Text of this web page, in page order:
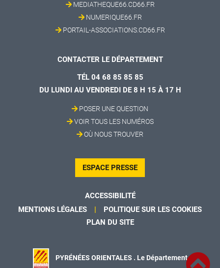
MEDIATHEQUE66.CD66.FR
NUMERIQUE66.FR
PORTAIL-ASSOCIATIONS.CD66.FR
CONTACTER LE DÉPARTEMENT
TÉL 04 68 85 85 85
DU LUNDI AU VENDREDI DE 8 H 15 À 17 H
POSER UNE QUESTION
VOIR TOUS LES NUMÉROS
OÙ NOUS TROUVER
ESPACE PRESSE
ACCESSIBILITÉ
MENTIONS LÉGALES
POLITIQUE SUR LES COOKIES
PLAN DU SITE
PYRÉNÉES ORIENTALES . Le Département